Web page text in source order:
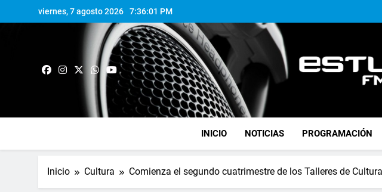
viernes, 7 agosto 2026 7:36:01 PM
FM
INICIO NOTICIAS PROGRAMACIÓN
Inicio Cultura Comienza el segundo cuatrimestre de los Talleres de